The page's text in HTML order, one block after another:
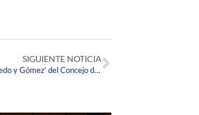
SIGUIENTE NOTICIA
Egresado Corpista recibe la Orden Civil al Mérito ‘José Acevedo y Gómez’ del Concejo de Bogotá